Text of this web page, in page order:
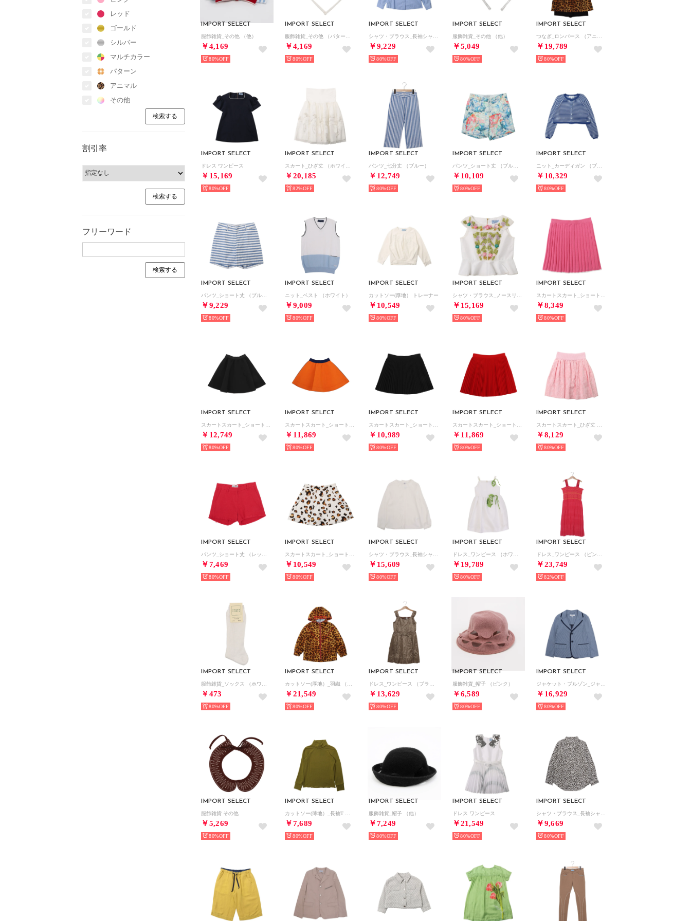
レッド
ゴールド
シルバー
マルチカラー
パターン
アニマル
その他
割引率
フリーワード
IMPORT SELECT
服飾雑貨_その他 （他）
￥4,169
80%
IMPORT SELECT
￥4,169
80%
IMPORT SELECT
￥9,229
80%
IMPORT SELECT
服飾雑貨_その他 （他）
￥5,049
80%
IMPORT SELECT
￥19,789
80%
IMPORT SELECT
ドレス ワンピース
￥15,169
80%
IMPORT SELECT
￥20,185
82%
IMPORT SELECT
パンツ_七分丈 （ブルー）
￥12,749
80%
IMPORT SELECT
￥10,109
80%
IMPORT SELECT
￥10,329
80%
IMPORT SELECT
￥9,229
80%
IMPORT SELECT
ニット_ベスト （ホワイト）
￥9,009
80%
IMPORT SELECT
カットソー(厚地） トレーナー
￥10,549
80%
IMPORT SELECT
￥15,169
80%
IMPORT SELECT
￥8,349
80%
IMPORT SELECT
￥12,749
80%
IMPORT SELECT
￥11,869
80%
IMPORT SELECT
￥10,989
80%
IMPORT SELECT
￥11,869
80%
IMPORT SELECT
￥8,129
80%
IMPORT SELECT
￥7,469
80%
IMPORT SELECT
￥10,549
80%
IMPORT SELECT
￥15,609
80%
IMPORT SELECT
￥19,789
80%
IMPORT SELECT
￥23,749
82%
IMPORT SELECT
￥473
80%
IMPORT SELECT
￥21,549
80%
IMPORT SELECT
￥13,629
80%
IMPORT SELECT
服飾雑貨_帽子 （ピンク）
￥6,589
80%
IMPORT SELECT
￥16,929
80%
IMPORT SELECT
服飾雑貨 その他
￥5,269
80%
IMPORT SELECT
￥7,689
80%
IMPORT SELECT
服飾雑貨_帽子 （他）
￥7,249
80%
IMPORT SELECT
ドレス ワンピース
￥21,549
80%
IMPORT SELECT
￥9,669
80%